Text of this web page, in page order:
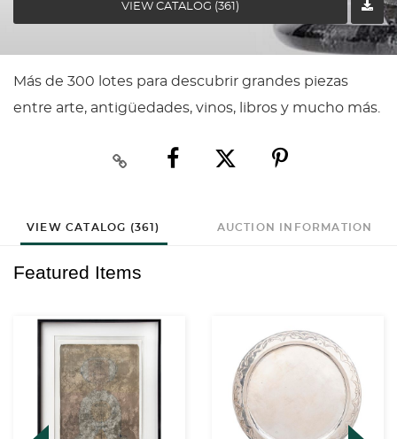
VIEW CATALOG (361)
Más de 300 lotes para descubrir grandes piezas
entre arte, antigüedades, vinos, libros y mucho más.
VIEW CATALOG (361) AUCTION INFORMATION
Featured Items